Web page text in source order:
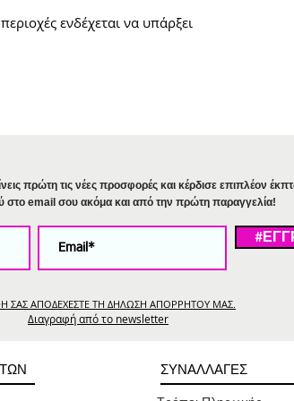
ενδέχεται να υπάρξει
πρώτη τις νέες προσφορές και κέρδισε επιπλέον
στο email σου ακόμα και από την πρώτη παραγγελία!
ΣΑΣ ΑΠΟΔΕΧΕΣΤΕ ΤΗ ΔΗΛΩΣΗ ΑΠΟΡΡΗΤΟΥ ΜΑΣ.
Διαγραφή από το newsletter
ΣΥΝΑΛΛΑΓΕΣ